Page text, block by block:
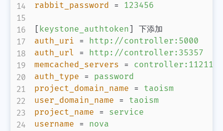
rabbit_password = 123456
[ keystone_authtoken ]
auth_uri =
http://controller:5000
auth_url =
http://controller:35357
memcached_servers =
controller:11211
auth_type =
password
project_domain_name =
taoism
user_domain_name =
taoism
project_name =
service
username =
nova